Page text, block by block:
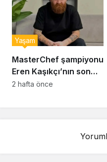
MasterChef şampiyonu
Eren Kaşıkçı’nın son
anlarındaki kahreden
Yaşam
2 hafta önce